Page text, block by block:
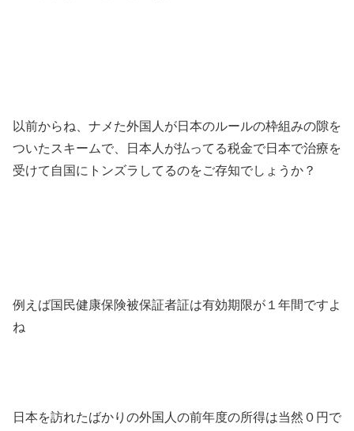
以前からね、ナメた外国人が日本のルールの枠組みの隙を
ついたスキームで、日本人が払ってる税金で日本で治療を
受けて自国にトンズラしてるのをご存知でしょうか？
例えば国民健康保険被保証者証は有効期限が１年間ですよ
ね
日本を訪れたばかりの外国人の前年度の所得は当然０円で